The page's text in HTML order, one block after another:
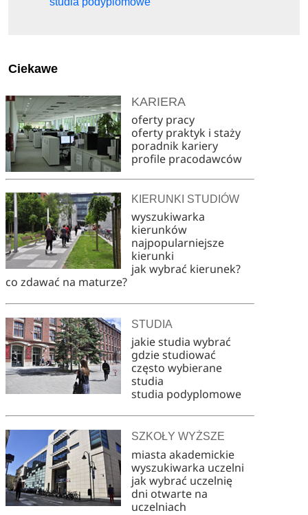
Ciekawe
KARIERA
oferty pracy
oferty praktyk i staży
poradnik kariery
profile pracodawców
KIERUNKI STUDIÓW
wyszukiwarka
kierunków
najpopularniejsze
kierunki
jak wybrać kierunek?
co zdawać na maturze?
STUDIA
jakie studia wybrać
gdzie studiować
często wybierane
studia
studia podyplomowe
SZKOŁY WYŻSZE
miasta akademickie
wyszukiwarka uczelni
jak wybrać uczelnię
dni otwarte na
uczelniach